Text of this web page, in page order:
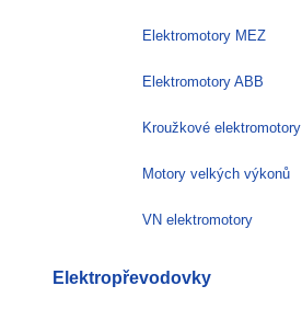
Elektromotory MEZ
Elektromotory ABB
Kroužkové elektromotory
Motory velkých výkonů
VN elektromotory
Elektropřevodovky